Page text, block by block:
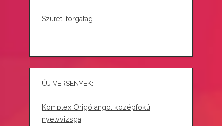
Szüreti forgatag
ÚJ VERSENYEK:
Komplex Origó angol középfokú
nyelvvizsga